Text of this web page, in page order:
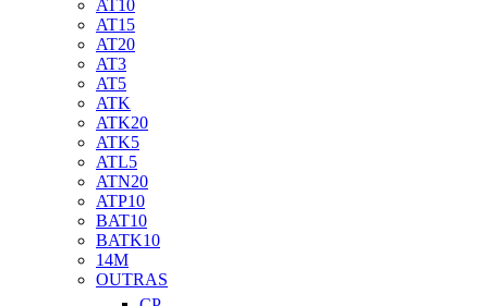
AT10
AT15
AT20
AT3
AT5
ATK
ATK20
ATK5
ATL5
ATN20
ATP10
BAT10
BATK10
14M
OUTRAS